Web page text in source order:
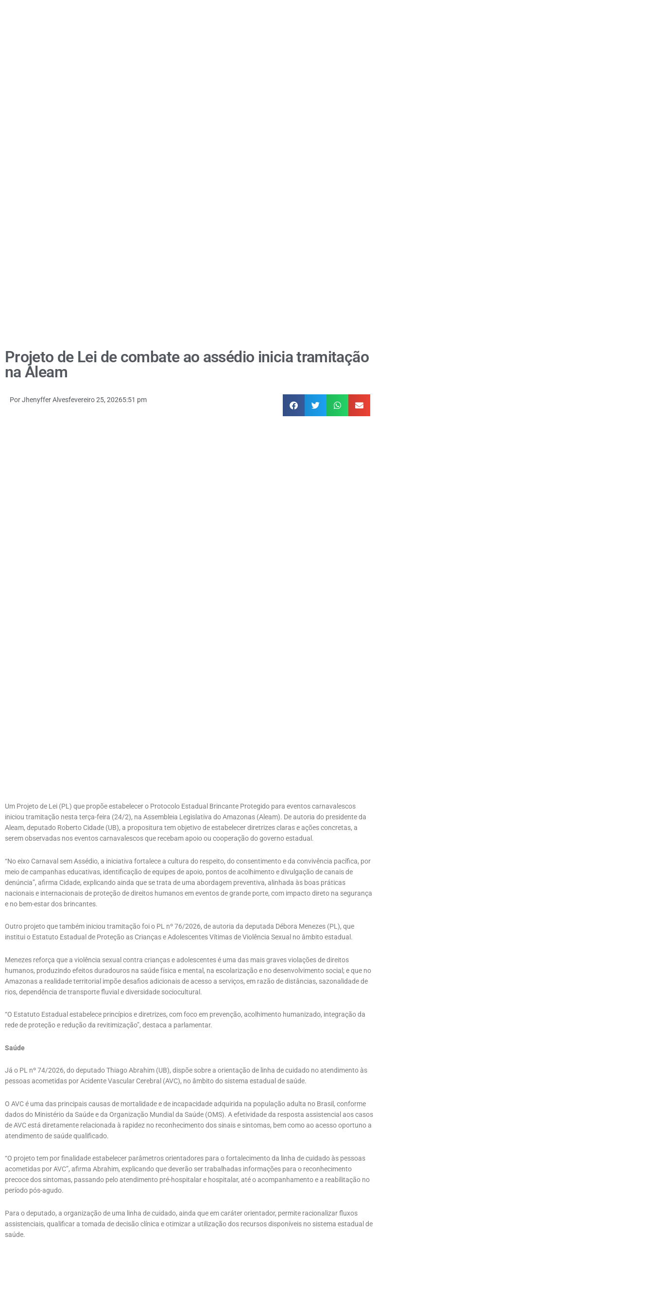
Projeto de Lei de combate ao assédio inicia tramitação
na Aleam
PorJhenyffer Alvesfevereiro 25, 20265:51 pm
Um Projeto de Lei (PL) que propõe estabelecer o Protocolo Estadual Brincante Protegido para eventos carnavalescos
iniciou tramitação nesta terça-feira (24/2), na Assembleia Legislativa do Amazonas (Aleam). De autoria do presidente da
Aleam, deputado Roberto Cidade (UB), a propositura tem objetivo de estabelecer diretrizes claras e ações concretas, a
serem observadas nos eventos carnavalescos que recebam apoio ou cooperação do governo estadual.
“No eixo Carnaval sem Assédio, a iniciativa fortalece a cultura do respeito, do consentimento e da convivência pacífica, por
meio de campanhas educativas, identificação de equipes de apoio, pontos de acolhimento e divulgação de canais de
denúncia”, afirma Cidade, explicando ainda que se trata de uma abordagem preventiva, alinhada às boas práticas
nacionais e internacionais de proteção de direitos humanos em eventos de grande porte, com impacto direto na segurança
e no bem-estar dos brincantes.
Outro projeto que também iniciou tramitação foi o PL nº 76/2026, de autoria da deputada Débora Menezes (PL), que
institui o Estatuto Estadual de Proteção as Crianças e Adolescentes Vítimas de Violência Sexual no âmbito estadual.
Menezes reforça que a violência sexual contra crianças e adolescentes é uma das mais graves violações de direitos
humanos, produzindo efeitos duradouros na saúde física e mental, na escolarização e no desenvolvimento social; e que no
Amazonas a realidade territorial impõe desafios adicionais de acesso a serviços, em razão de distâncias, sazonalidade de
rios, dependência de transporte fluvial e diversidade sociocultural.
“O Estatuto Estadual estabelece princípios e diretrizes, com foco em prevenção, acolhimento humanizado, integração da
rede de proteção e redução da revitimização”, destaca a parlamentar.
Saúde
Já o PL nº 74/2026, do deputado Thiago Abrahim (UB), dispõe sobre a orientação de linha de cuidado no atendimento às
pessoas acometidas por Acidente Vascular Cerebral (AVC), no âmbito do sistema estadual de saúde.
O AVC é uma das principais causas de mortalidade e de incapacidade adquirida na população adulta no Brasil, conforme
dados do Ministério da Saúde e da Organização Mundial da Saúde (OMS). A efetividade da resposta assistencial aos casos
de AVC está diretamente relacionada à rapidez no reconhecimento dos sinais e sintomas, bem como ao acesso oportuno a
atendimento de saúde qualificado.
“O projeto tem por finalidade estabelecer parâmetros orientadores para o fortalecimento da linha de cuidado às pessoas
acometidas por AVC”, afirma Abrahim, explicando que deverão ser trabalhadas informações para o reconhecimento
precoce dos sintomas, passando pelo atendimento pré-hospitalar e hospitalar, até o acompanhamento e a reabilitação no
período pós-agudo.
Para o deputado, a organização de uma linha de cuidado, ainda que em caráter orientador, permite racionalizar fluxos
assistenciais, qualificar a tomada de decisão clínica e otimizar a utilização dos recursos disponíveis no sistema estadual de
saúde.